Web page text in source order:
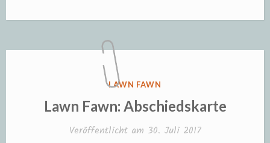
Halloween-
Swap“
VERÖFFENTLICHT
LAWN FAWN
Lawn Fawn: Abschiedskarte
Veröffentlicht am 30. Juli 2017